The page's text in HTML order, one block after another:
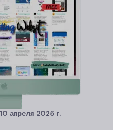
10 апреля 2025 г.